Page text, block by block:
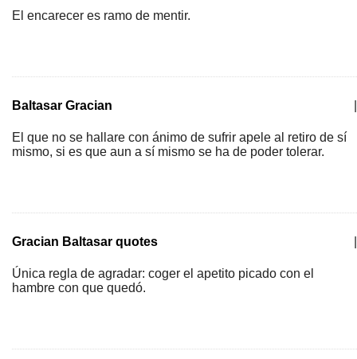
El encarecer es ramo de mentir.
Baltasar Gracian
El que no se hallare con ánimo de sufrir apele al retiro de sí
mismo, si es que aun a sí mismo se ha de poder tolerar.
Gracian Baltasar quotes
Única regla de agradar: coger el apetito picado con el
hambre con que quedó.